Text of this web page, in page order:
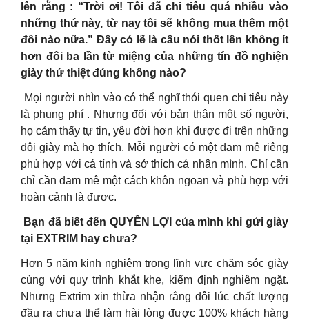
lên rằng : “Trời ơi! Tôi đã chi tiêu quá nhiều vào
những thứ này, từ nay tôi sẽ không mua thêm một
đôi nào nữa.” Đây có lẽ là câu nói thốt lên không ít
hơn đôi ba lần từ miệng của những tín đồ nghiện
giày thứ thiệt đúng không nào?
‍ Mọi người nhìn vào có thể nghĩ thói quen chi tiêu này
là phung phí . Nhưng đối với bản thân một số người,
họ cảm thấy tự tin, yêu đời hơn khi được đi trên những
đôi giày mà họ thích. Mỗi người có một đam mê riêng
phù hợp với cá tính và sở thích cá nhân mình. Chỉ cần
chỉ cần đam mê một cách khôn ngoan và phù hợp với
hoàn cảnh là được.
Bạn đã biết đến QUYỀN LỢI của mình khi gửi giày
tại EXTRIM hay chưa?
Hơn 5 năm kinh nghiệm trong lĩnh vực chăm sóc giày
cùng với quy trình khắt khe, kiểm định nghiêm ngặt.
Nhưng Extrim xin thừa nhận rằng đôi lúc chất lượng
đầu ra chưa thể làm hài lòng được 100% khách hàng